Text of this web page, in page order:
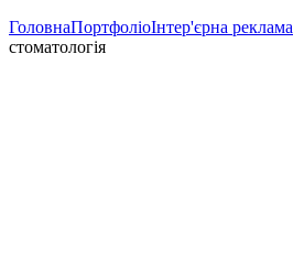
ГоловнаПортфоліоІнтер'єрна реклама
стоматологія